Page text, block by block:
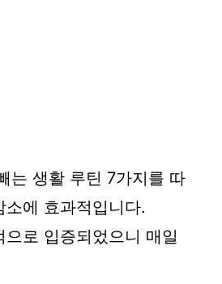
는 생활 루틴 7가지를 따
에 효과적입니다.
으로 입증되었으니 매일